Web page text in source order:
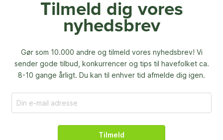
Tilmeld dig vores
nyhedsbrev
Gør som 10.000 andre og tilmeld vores nyhedsbrev! Vi
sender gode tilbud, konkurrencer og tips til havefolket ca.
8-10 gange årligt. Du kan til enhver tid afmelde dig igen.
Tilmeld